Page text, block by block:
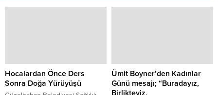
Hocalardan Önce Ders
Sonra Doğa Yürüyüşü
Ümit Boyner’den Kadınlar
Günü mesajı; “Buradayız,
Birlikteyiz,